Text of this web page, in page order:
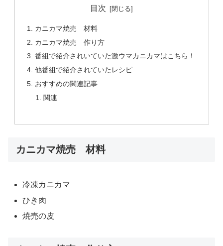
目次
カニカマ焼売 材料
カニカマ焼売 作り方
番組で紹介されいていた激ウマカニカマはこちら！
他番組で紹介されていたレシピ
おすすめの関連記事
関連
カニカマ焼売 材料
冷凍カニカマ
ひき肉
焼売の皮